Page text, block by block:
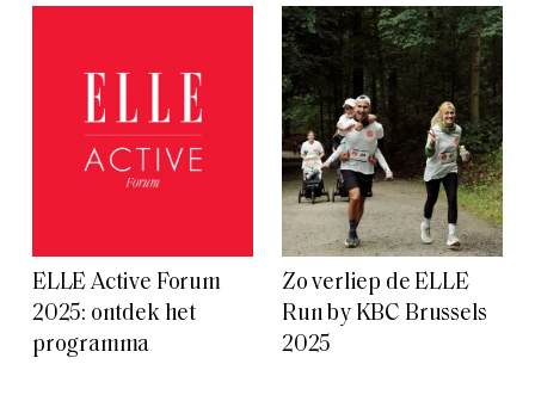
ELLE Active Forum
2025: ontdek het
programma
Zo verliep de ELLE
Run by KBC Brussels
2025